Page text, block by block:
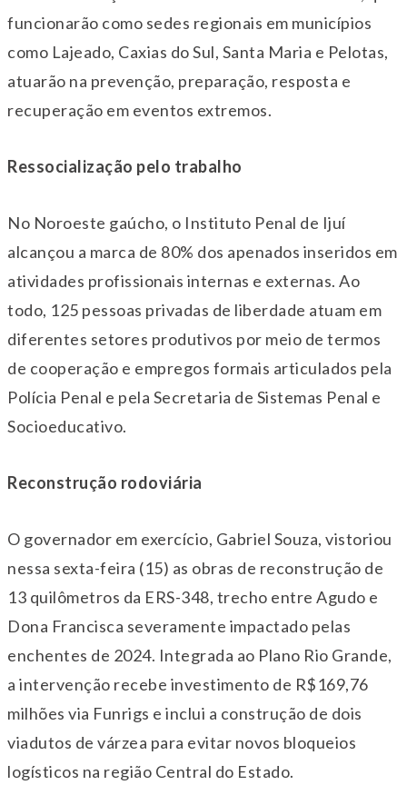
funcionarão como sedes regionais em municípios
como Lajeado, Caxias do Sul, Santa Maria e Pelotas,
atuarão na prevenção, preparação, resposta e
recuperação em eventos extremos.
Ressocialização pelo trabalho
No Noroeste gaúcho, o Instituto Penal de Ijuí
alcançou a marca de 80% dos apenados inseridos em
atividades profissionais internas e externas. Ao
todo, 125 pessoas privadas de liberdade atuam em
diferentes setores produtivos por meio de termos
de cooperação e empregos formais articulados pela
Polícia Penal e pela Secretaria de Sistemas Penal e
Socioeducativo.
Reconstrução rodoviária
O governador em exercício, Gabriel Souza, vistoriou
nessa sexta-feira (15) as obras de reconstrução de
13 quilômetros da ERS-348, trecho entre Agudo e
Dona Francisca severamente impactado pelas
enchentes de 2024. Integrada ao Plano Rio Grande,
a intervenção recebe investimento de R$169,76
milhões via Funrigs e inclui a construção de dois
viadutos de várzea para evitar novos bloqueios
logísticos na região Central do Estado.